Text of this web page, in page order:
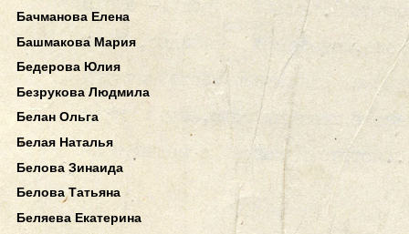
Бачманова Елена
Башмакова Мария
Бедерова Юлия
Безрукова Людмила
Белан Ольга
Белая Наталья
Белова Зинаида
Белова Татьяна
Беляева Екатерина